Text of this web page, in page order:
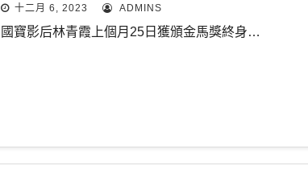
十二月 6, 2023 ADMINS
國寶影后林青霞上個月25日獲頒金馬獎終身…